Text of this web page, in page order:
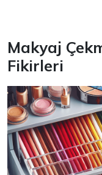
Makyaj
Fikirleri